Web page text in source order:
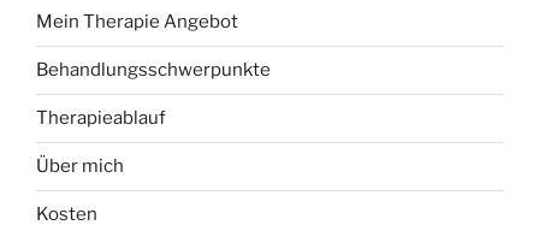
Mein Therapie Angebot
Behandlungsschwerpunkte
Therapieablauf
Über mich
Kosten